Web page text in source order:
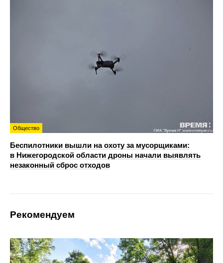
Общество
Беспилотники вышли на охоту за мусорщиками:
в Нижегородской области дроны начали выявлять
незаконный сброс отходов
Рекомендуем